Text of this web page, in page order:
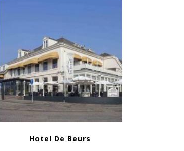
Hotel De Beurs